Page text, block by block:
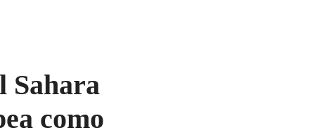
Sahara
como